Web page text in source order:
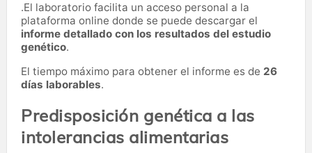
.El laboratorio facilita un acceso personal a la
plataforma online donde se puede descargar el
informe detallado con los resultados del estudio
genético.
El tiempo máximo para obtener el informe es de 26
días laborables.
Predisposición genética a las
intolerancias alimentarias